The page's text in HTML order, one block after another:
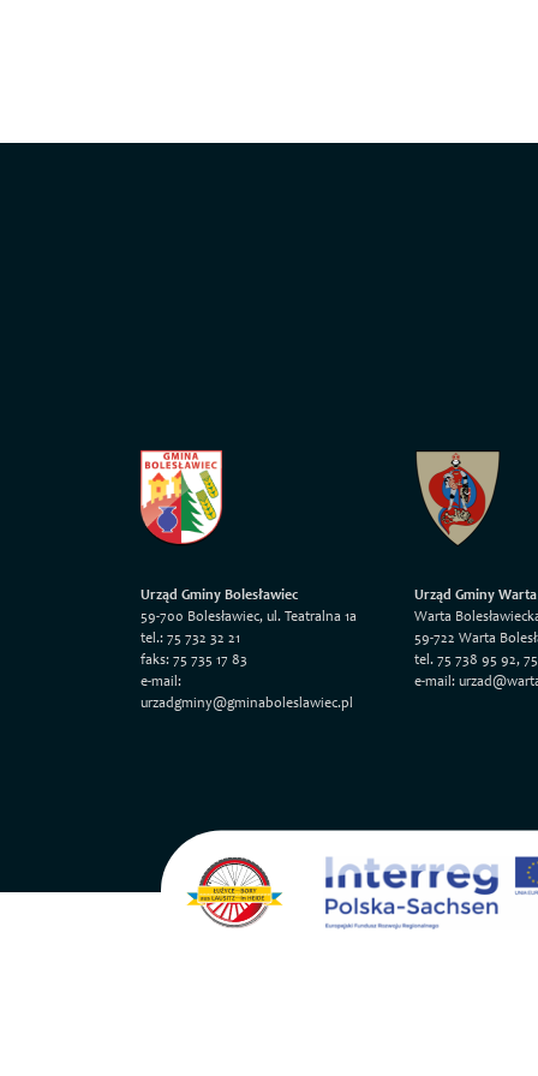
Urząd Gminy Bolesławiec
59-700 Bolesławiec, ul. Teatralna 1a
tel.: 75 732 32 21
faks: 75 735 17 83
e-mail:
urzadgminy@gminaboleslawiec.pl
Urząd Gminy Warta
Warta
59-722 Warta
tel. 75 738 95 92,
e-mail: